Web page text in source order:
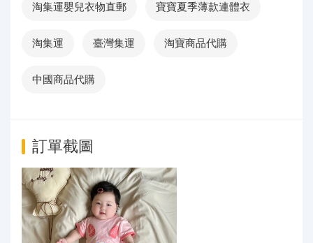
淘集運嬰兒衣物直郵 寶寶夏季薄款連體衣
淘集運 臺灣集運 淘寶商品代購
中國商品代購
訂單截圖